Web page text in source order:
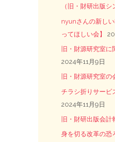
（旧・財研出版シ
nyunさんの新し
ってほしい会】
旧・財源研究室
2024年11月9日
旧・財源研究室の
チラシ折りサービ
2024年11月9日
旧・財研出版会計
身を切る改革の恐